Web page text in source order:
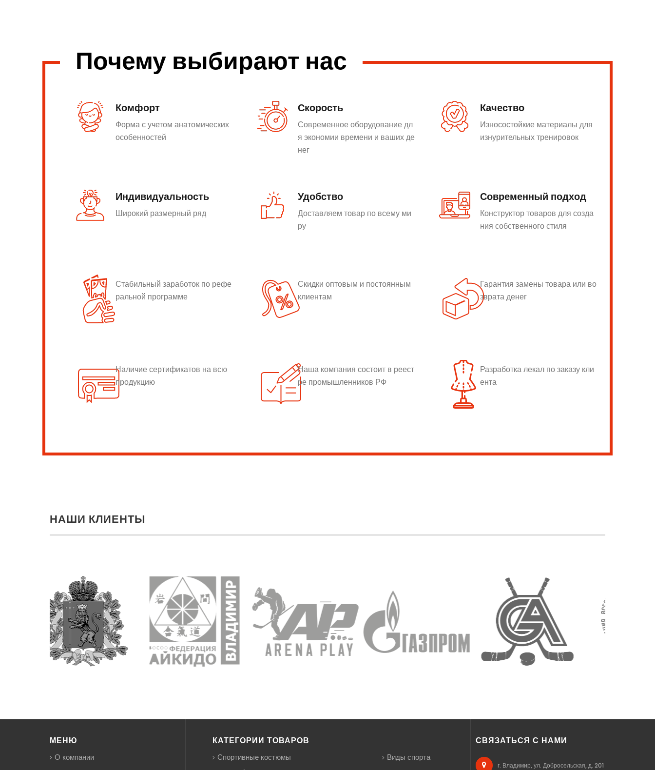
Почему выбирают нас
Комфорт
Форма с учетом анатомических
особенностей
Скорость
Современное оборудование дл
я экономии времени и ваших де
нег
Качество
Износостойкие материалы для
изнурительных тренировок
Индивидуальность
Широкий размерный ряд
Удобство
Доставляем товар по всему ми
ру
Современный подход
Конструктор товаров для созда
ния собственного стиля
Стабильный заработок по рефе
ральной программе
Скидки оптовым и постоянным
клиентам
Гарантия замены товара или во
зврата денег
Наличие сертификатов на всю
продукцию
Наша компания состоит в реест
ре промышленников РФ
Разработка лекал по заказу кли
ента
НАШИ КЛИЕНТЫ
МЕНЮ
О компании
КАТЕГОРИИ ТОВАРОВ
Спортивные костюмы
Виды спорта
СВЯЗАТЬСЯ С НАМИ
г. Владимир, ул. Добросельская, д. 201